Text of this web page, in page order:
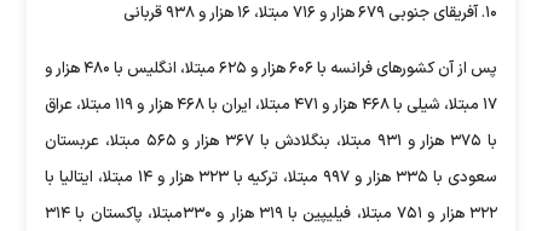
۱۰. آفریقای جنوبی ۶۷۹ هزار و ۷۱۶ مبتلا، ۱۶ هزار و ۹۳۸ قربانی
پس از آن کشورهای فرانسه با ۶۰۶ هزار و ۶۲۵ مبتلا، انگلیس با ۴۸۰ هزار و
۱۷ مبتلا، شیلی با ۴۶۸ هزار و ۴۷۱ مبتلا، ایران با ۴۶۸ هزار و ۱۱۹ مبتلا، عراق
با ۳۷۵ هزار و ۹۳۱ مبتلا، بنگلادش با ۳۶۷ هزار و ۵۶۵ مبتلا، عربستان
سعودی با ۳۳۵ هزار و ۹۹۷ مبتلا، ترکیه با ۳۲۳ هزار و ۱۴ مبتلا، ایتالیا با
۳۲۲ هزار و ۷۵۱ مبتلا، فیلیپین با ۳۱۹ هزار و ۳۳۰مبتلا، پاکستان با ۳۱۴